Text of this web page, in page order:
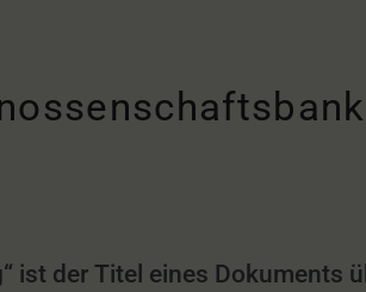
ist der Titel eines Dokuments